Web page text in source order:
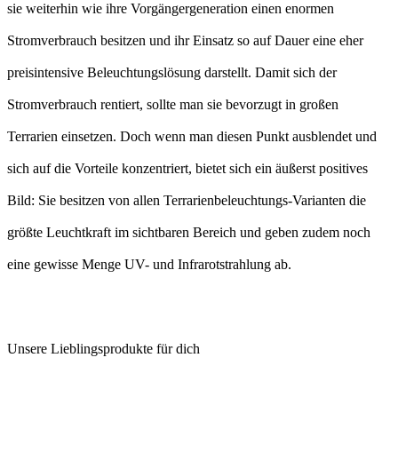
sie weiterhin wie ihre Vorgängergeneration einen enormen
Stromverbrauch besitzen und ihr Einsatz so auf Dauer eine eher
preisintensive Beleuchtungslösung darstellt. Damit sich der
Stromverbrauch rentiert, sollte man sie bevorzugt in großen
Terrarien einsetzen. Doch wenn man diesen Punkt ausblendet und
sich auf die Vorteile konzentriert, bietet sich ein äußerst positives
Bild: Sie besitzen von allen Terrarienbeleuchtungs-Varianten die
größte Leuchtkraft im sichtbaren Bereich und geben zudem noch
eine gewisse Menge UV- und Infrarotstrahlung ab.
Unsere Lieblingsprodukte für dich